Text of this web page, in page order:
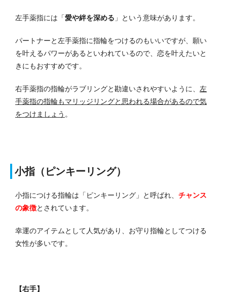
左手薬指には「愛や絆を深める 」という意味があります。
パートナーと左手薬指に指輪をつけるのもいいですが、願い
を叶えるパワーがあるといわれているので、恋を叶えたいと
きにもおすすめです。
右手薬指の指輪がラブリングと勘違いされやすいように、 左
手薬指の指輪もマリッジリングと思われる場合があるので気
をつけましょう 。
小指（ピンキーリング）
小指につける指輪は「ピンキーリング」と呼ばれ、 チャンス
の象徴とされています。
幸運のアイテムとして人気があり、お守り指輪としてつける
女性が多いです。
【右手】